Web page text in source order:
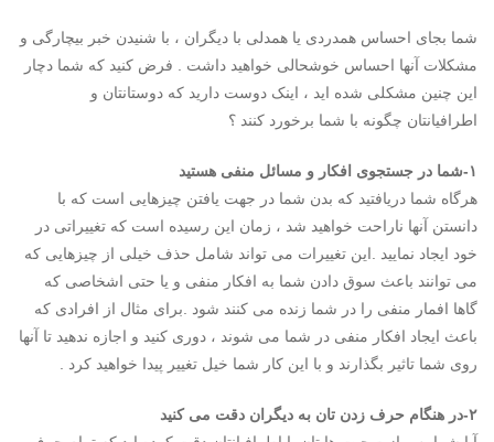
شما بجای احساس همدردی یا همدلی با دیگران ، با شنیدن خبر بیچارگی و
مشکلات آنها احساس خوشحالی خواهید داشت . فرض کنید که شما دچار
این چنین مشکلی شده اید ، اینک دوست دارید که دوستانتان و
اطرافیانتان چگونه با شما برخورد کنند ؟
۱-شما در جستجوی افکار و مسائل منفی هستید
هرگاه شما دریافتید که بدن شما در جهت یافتن چیزهایی است که با
دانستن آنها ناراحت خواهید شد ، زمان این رسیده است که تغییراتی در
خود ایجاد نمایید .این تغییرات می تواند شامل حذف خیلی از چیزهایی که
می توانند باعث سوق دادن شما به افکار منفی و یا حتی اشخاصی که
گاها افمار منفی را در شما زنده می کنند شود .برای مثال از افرادی که
باعث ایجاد افکار منفی در شما می شوند ، دوری کنید و اجازه ندهید تا آنها
روی شما تاثیر بگذارند و با این کار شما خیل تغییر پیدا خواهید کرد .
۲-در هنگام حرف زدن تان به دیگران دقت می کنید